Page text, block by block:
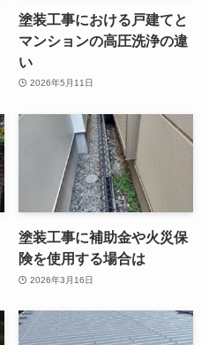
塗装工事における戸建てと
マンションの高圧洗浄の違
い
2026年5月11日
塗装工事に補助金や火災保
険を使用する場合は
2026年3月16日